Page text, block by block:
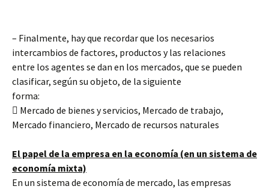
– Finalmente, hay que recordar que los necesarios
intercambios de factores, productos y las relaciones
entre los agentes se dan en los mercados, que se pueden
clasificar, según su objeto, de la siguiente
forma:
 Mercado de bienes y servicios, Mercado de trabajo,
Mercado financiero, Mercado de recursos naturales
El papel de la empresa en la economía (en un sistema de
economía mixta)
En un sistema de economía de mercado, las empresas